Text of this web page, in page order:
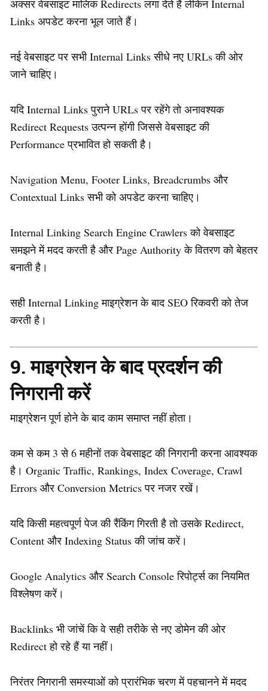
अक्सर वेबसाइट मालिक Redirects लगा देते हैं लेकिन Internal
Links अपडेट करना भूल जाते हैं।
नई वेबसाइट पर सभी Internal Links सीधे नए URLs की ओर
जाने चाहिए।
यदि Internal Links पुराने URLs पर रहेंगे तो अनावश्यक
Redirect Requests उत्पन्न होंगी जिससे वेबसाइट की
Performance प्रभावित हो सकती है।
Navigation Menu, Footer Links, Breadcrumbs और
Contextual Links सभी को अपडेट करना चाहिए।
Internal Linking Search Engine Crawlers को वेबसाइट
समझने में मदद करती है और Page Authority के वितरण को बेहतर
बनाती है।
सही Internal Linking माइग्रेशन के बाद SEO रिकवरी को तेज
करती है।
9. माइग्रेशन के बाद प्रदर्शन की
निगरानी करें
माइग्रेशन पूर्ण होने के बाद काम समाप्त नहीं होता।
कम से कम 3 से 6 महीनों तक वेबसाइट की निगरानी करना आवश्यक
है। Organic Traffic, Rankings, Index Coverage, Crawl
Errors और Conversion Metrics पर नजर रखें।
यदि किसी महत्वपूर्ण पेज की रैंकिंग गिरती है तो उसके Redirect,
Content और Indexing Status की जांच करें।
Google Analytics और Search Console रिपोर्ट्स का नियमित
विश्लेषण करें।
Backlinks भी जांचें कि वे सही तरीके से नए डोमेन की ओर
Redirect हो रहे हैं या नहीं।
निरंतर निगरानी समस्याओं को प्रारंभिक चरण में पहचानने में मदद